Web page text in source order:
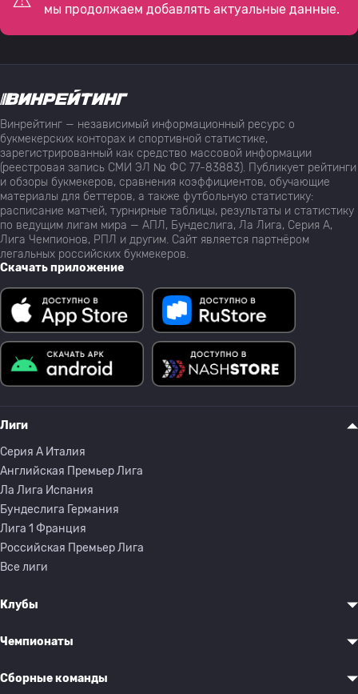
мы продолжаем добавлять актуальные данные.
Винрейтинг — независимый информационный ресурс о
букмекерских конторах и спортивной статистике,
зарегистрированный как средство массовой информации
(реестровая запись СМИ ЭЛ № ФС 77-83883). Публикует рейтинги
и обзоры букмекеров, сравнения коэффициентов, обучающие
материалы для беттеров, а также футбольную статистику:
расписание матчей, турнирные таблицы, результаты и статистику
по ведущим лигам мира — АПЛ, Бундеслига, Ла Лига, Серия А,
Лига Чемпионов, РПЛ и другим. Сайт является партнёром
легальных российских букмекеров.
Скачать приложение
Лиги
Серия A Италия
Английская Премьер Лига
Ла Лига Испания
Бундеслига Германия
Лига 1 Франция
Российская Премьер Лига
Все лиги
Клубы
Чемпионаты
Сборные команды